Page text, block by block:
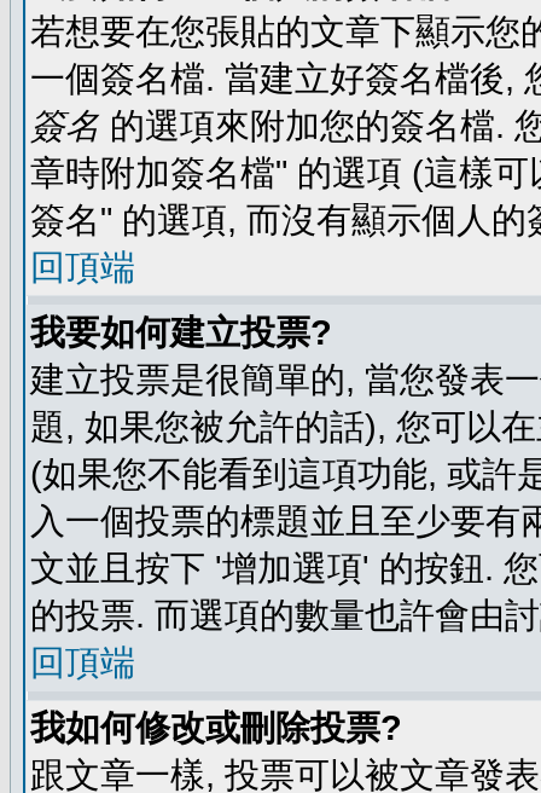
若想要在您張貼的文章下顯示您
一個簽名檔. 當建立好簽名檔後,
簽名 的選項來附加您的簽名檔.
章時附加簽名檔" 的選項 (這樣
簽名" 的選項, 而沒有顯示個人的
回頂端
我要如何建立投票?
建立投票是很簡單的, 當您發表
題, 如果您被允許的話), 您可以
(如果您不能看到這項功能, 或許
入一個投票的標題並且至少要
文並且按下 '增加選項' 的按鈕.
的投票. 而選項的數量也許會由
回頂端
我如何修改或刪除投票?
跟文章一樣, 投票可以被文章發